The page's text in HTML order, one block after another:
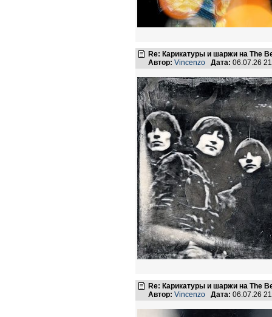
Re: Карикатуры и шаржи на The
Автор: Vincenzo Дата: 06.07.26
Re: Карикатуры и шаржи на The
Автор: Vincenzo Дата: 06.07.26